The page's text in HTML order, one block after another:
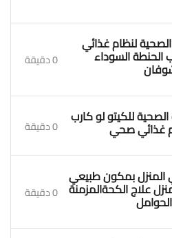
الصحية لنظام غذائي
السوداء 0 دقيقة
الصحية للكيتو لو كارب
غذائي صحي 0 دقيقة
المنزل بمكون طبيعي
علاج الكحةالمزمنة 0 دقيقة